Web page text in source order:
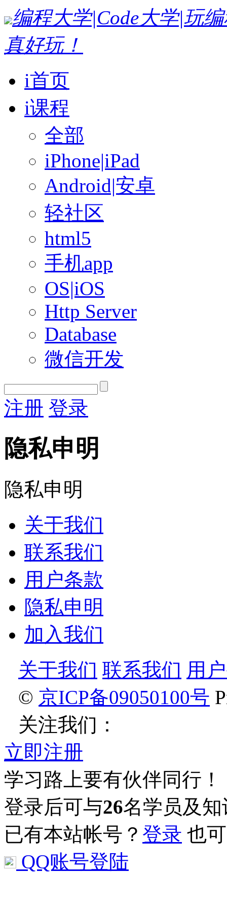
编程大学|Code大学|玩
真好玩！
i首页
i课程
全部
iPhone|iPad
Android|安卓
轻社区
html5
手机app
OS|iOS
Http Server
Database
微信开发
注册 登录
隐私申明
隐私申明
关于我们
联系我们
用户条款
隐私申明
加入我们
关于我们 联系我们 用
© 京ICP备09050100号
关注我们：
立即注册
学习路上要有伙伴同行！
登录后可与26名学员及
已有本站帐号？ 登录 也
QQ账号登陆